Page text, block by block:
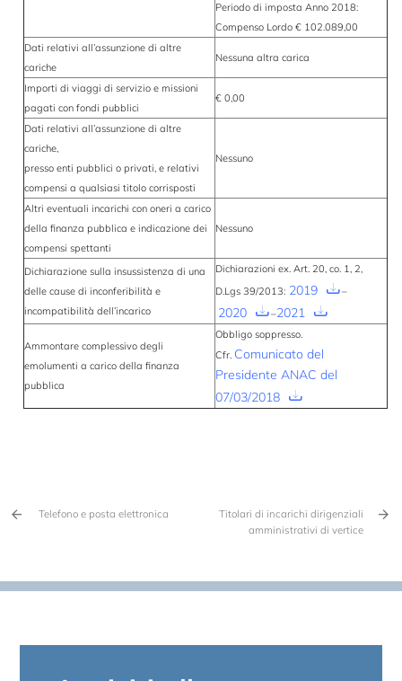
Periodo di imposta Anno 2018:
Compenso Lordo € 102.089,00
Dati relativi all’assunzione di altre
cariche
Nessuna altra carica
Importi di viaggi di servizio e missioni
pagati con fondi pubblici
€ 0,00
Dati relativi all’assunzione di altre
cariche,
presso enti pubblici o privati, e relativi
compensi a qualsiasi titolo corrisposti
Nessuno
Altri eventuali incarichi con oneri a carico
della finanza pubblica e indicazione dei
compensi spettanti
Nessuno
Dichiarazione sulla insussistenza di una
delle cause di inconferibilità e
incompatibilità dell’incarico
Dichiarazioni ex. Art. 20, co. 1, 2,
D.Lgs 39/2013: 2019 –
2020 –2021
Ammontare complessivo degli
emolumenti a carico della finanza
pubblica
Obbligo soppresso.
Cfr. Comunicato del
Presidente ANAC del
07/03/2018
Telefono e posta elettronica
Titolari di incarichi dirigenziali
amministrativi di vertice